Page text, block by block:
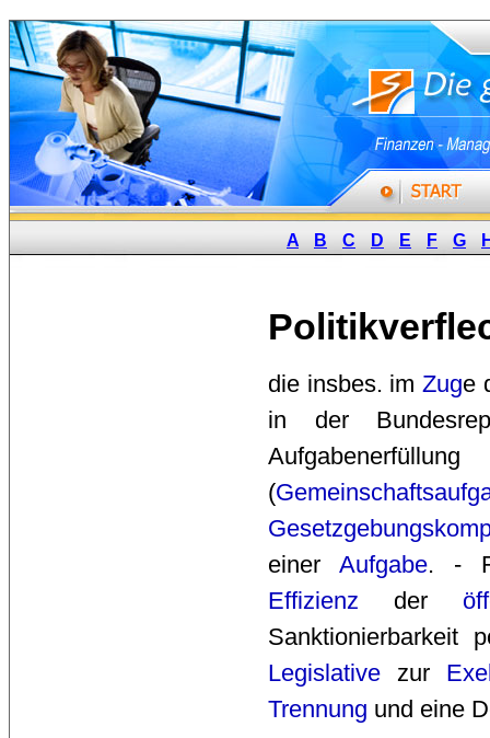
A B C D E F G
die insbes. im Zuge
in der
(
einer Aufgabe. -
Effizienz der
Sanktionierbarkeit
Legislative zur
Trennung und eine